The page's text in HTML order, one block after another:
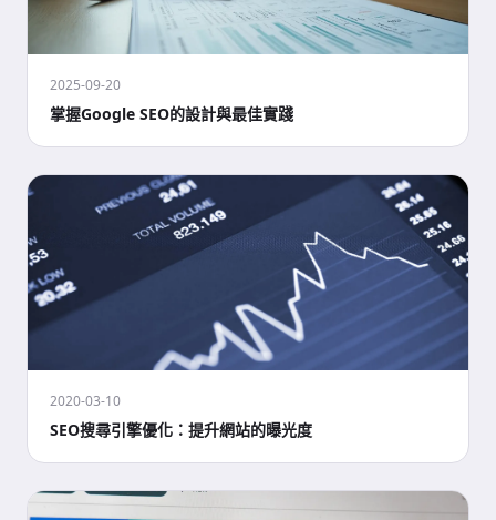
2025-09-20
掌握Google SEO的設計與最佳實踐
2020-03-10
SEO搜尋引擎優化：提升網站的曝光度